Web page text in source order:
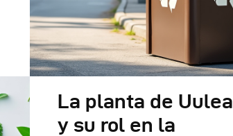
La planta de Uulea
y su rol en la